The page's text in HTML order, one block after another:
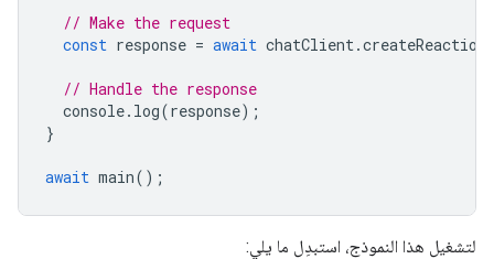
// Make the request
const response = await chatClient.createReaction
// Handle the response
console. log(response);
}
await main();
لتشغيل هذا النموذج، استبدِل ما يلي: